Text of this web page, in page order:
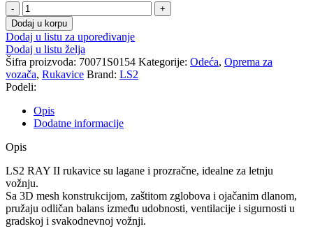
Rukavice
LS2
RAY
II
muške
crno
žute
količina
Dodaj u korpu
Dodaj u listu za upoređivanje
Dodaj u listu želja
Šifra proizvoda: 70071S0154 Kategorije: Odeća, Oprema za
vozača, Rukavice Brand: LS2
Podeli:
Opis
Dodatne informacije
Opis
LS2 RAY II rukavice su lagane i prozračne, idealne za letnju
vožnju.
Sa 3D mesh konstrukcijom, zaštitom zglobova i ojačanim dlanom,
pružaju odličan balans između udobnosti, ventilacije i sigurnosti u
gradskoj i svakodnevnoj vožnji.